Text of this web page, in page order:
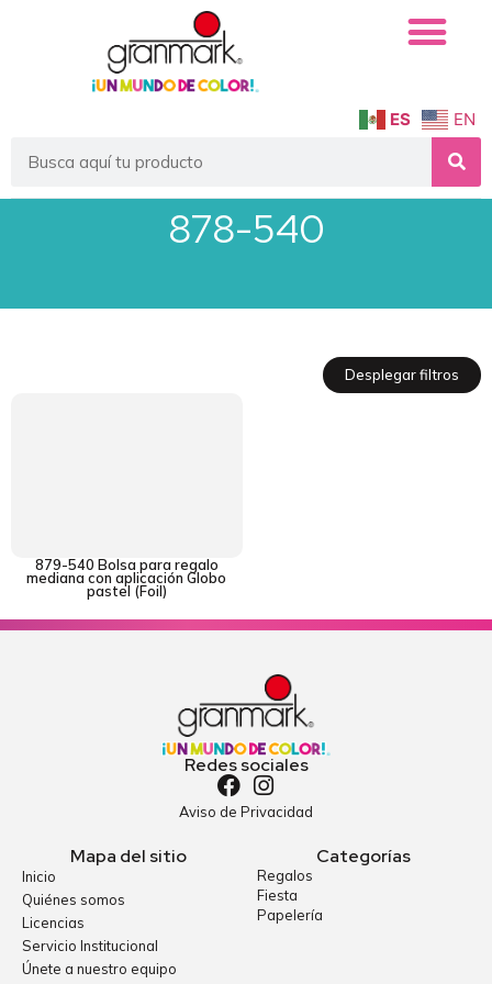
ES EN
878-540
Desplegar filtros
879-540 Bolsa para regalo
mediana con aplicación Globo
pastel (Foil)
Redes sociales
Aviso de Privacidad
Mapa del sitio
Inicio
Quiénes somos
Licencias
Servicio Institucional
Únete a nuestro equipo
Categorías
Regalos
Fiesta
Papelería